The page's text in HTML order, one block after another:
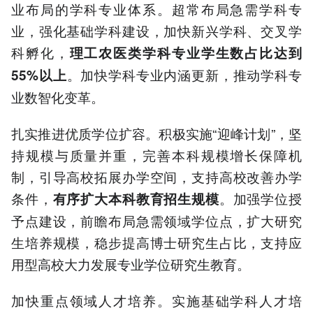
业布局的学科专业体系。超常布局急需学科专
业，强化基础学科建设，加快新兴学科、交叉学
科孵化， 理工农医类学科专业学生数占比达到
55%以上。加快学科专业内涵更新，推动学科专
业数智化变革。
扎实推进优质学位扩容。积极实施“迎峰计划”，坚
持规模与质量并重，完善本科规模增长保障机
制，引导高校拓展办学空间，支持高校改善办学
条件， 有序扩大本科教育招生规模。加强学位授
予点建设，前瞻布局急需领域学位点，扩大研究
生培养规模，稳步提高博士研究生占比，支持应
用型高校大力发展专业学位研究生教育。
加快重点领域人才培养。实施基础学科人才培